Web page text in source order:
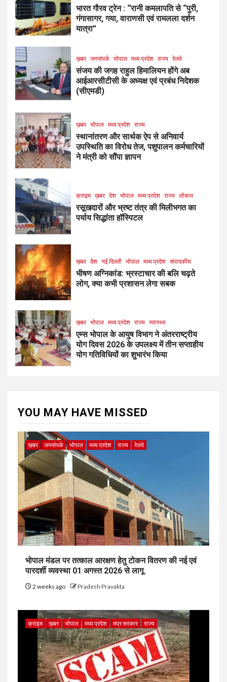
भारत गौरव ट्रेन : “रानी कमलापति से “पुरी,
गंगासागर, गया, वाराणसी एवं रामलला दर्शन
यात्रा”
ख़बर जनसंपर्क भोपाल मध्य प्रदेश राज्य रेलवे
संजय की जगह राहुल हिमालियन होंगे अब
आईआरसीटीसी के अध्यक्ष एवं प्रबंध निदेशक
(सीएमडी)
ख़बर भोपाल मध्य प्रदेश राज्य
स्थानांतरण और सार्थक ऐप से अनिवार्य
उपस्थिति का विरोध तेज, पशुपालन कर्मचारियों
ने मंत्री को सौंपा ज्ञापन
क्राइम ख़बर देश भोपाल मध्य प्रदेश राज्य लोकल
रसूखदारों और भ्रष्ट तंत्र की मिलीभगत का
पर्याय सिद्धांता हॉस्पिटल
ख़बर देश नई दिल्ली भोपाल मध्य प्रदेश संपादकीय
भीषण अग्निकांड: भ्रस्टाचार की बलि चढ़ते
लोग, क्या कभी प्रशासन लेगा सबक
ख़बर भोपाल मध्य प्रदेश राज्य स्वास्थ्य
एम्स भोपाल के आयुष विभाग ने अंतरराष्ट्रीय
योग दिवस 2026 के उपलक्ष्य में तीन सप्ताहीय
योग गतिविधियों का शुभारंभ किया
YOU MAY HAVE MISSED
ख़बर जनसंपर्क भोपाल मध्य प्रदेश राज्य रेलवे
भोपाल मंडल पर तत्काल आरक्षण हेतु टोकन वितरण की नई एवं
पारदर्शी व्यवस्था 01 अगस्त 2026 से लागू
2 weeks ago Pradesh Pravakta
क्राइम ख़बर भोपाल मध्य प्रदेश मप्र सरकार राज्य